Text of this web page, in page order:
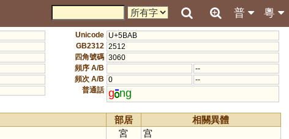
粵
普
Unicode U+5BAB
GB2312 2512
四角號碼 3060
頻序 A/B
--
頻次 A/B 0
--
普通話 g ng
部居
相關異體
宮 宫